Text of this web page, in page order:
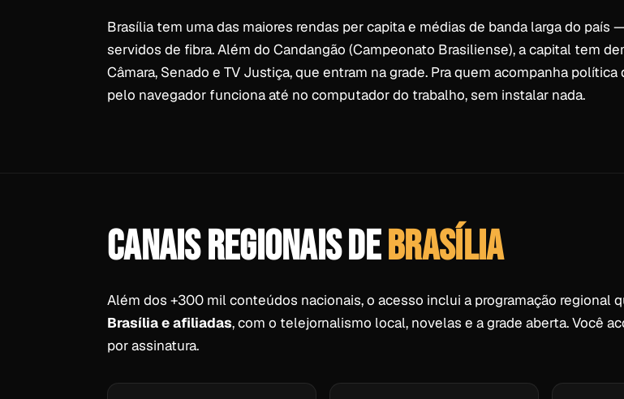
Brasília tem uma das maiores rendas per capita e médias de banda larga do
servidos de fibra. Além do Candangão (Campeonato Brasiliense), a capital tem
Câmara, Senado e TV Justiça, que entram na grade. Pra quem acompanha
pelo navegador funciona até no computador do trabalho, sem instalar nada.
CANAIS REGIONAIS DEBRASÍLIA
Além dos +300 mil conteúdos nacionais, o acesso inclui a programação regional
Brasília e afiliadas, com o telejornalismo local, novelas e a grade aberta. Você
por assinatura.